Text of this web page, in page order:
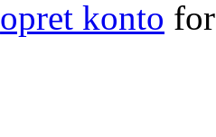
opret konto